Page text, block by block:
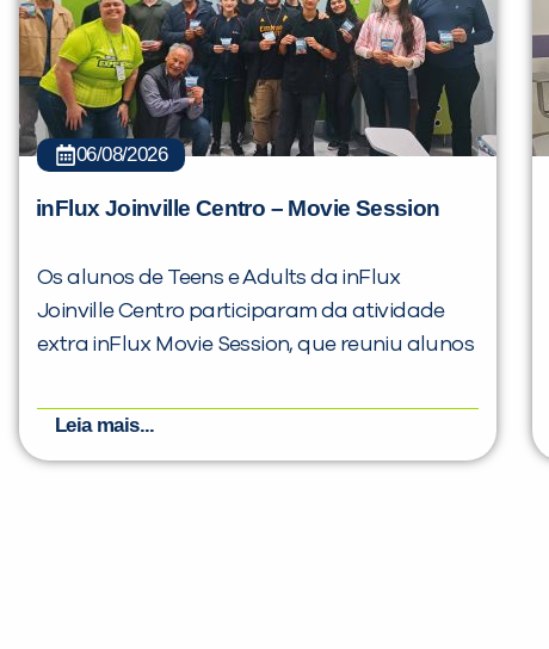
06/08/2026
inFlux Joinville Centro – Movie Session
Os alunos de Teens e Adults da inFlux
Joinville Centro participaram da atividade
extra inFlux Movie Session, que reuniu alunos
Leia mais...